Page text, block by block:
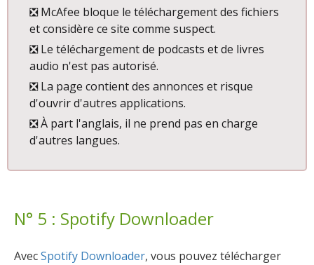
❎ McAfee bloque le téléchargement des fichiers
et considère ce site comme suspect.
❎ Le téléchargement de podcasts et de livres
audio n'est pas autorisé.
❎ La page contient des annonces et risque
d'ouvrir d'autres applications.
❎ À part l'anglais, il ne prend pas en charge
d'autres langues.
N° 5 : Spotify Downloader
AvecSpotify Downloader, vous pouvez télécharger